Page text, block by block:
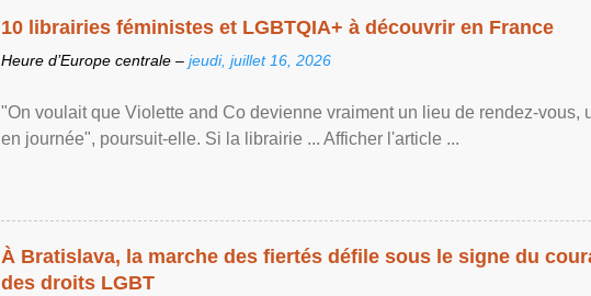
10 librairies féministes et LGBTQIA+ à découvrir en France
Heure d’Europe centrale – jeudi, juillet 16, 2026
"On voulait que Violette and Co devienne vraiment un lieu de rendez-vous,
en journée", poursuit-elle. Si la librairie ... Afficher l'article ...
À Bratislava, la marche des fiertés défile sous le signe du
des droits LGBT